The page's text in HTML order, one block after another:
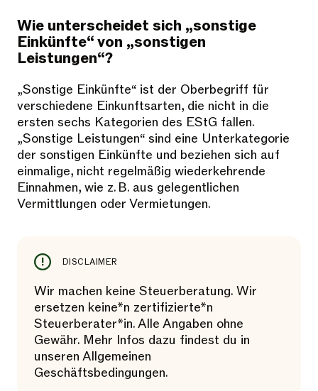
Wie unterscheidet sich „sonstige
Einkünfte“ von „sonstigen
Leistungen“?
„Sonstige Einkünfte“ ist der Oberbegriff für
verschiedene Einkunftsarten, die nicht in die
ersten sechs Kategorien des EStG fallen.
„Sonstige Leistungen“ sind eine Unterkategorie
der sonstigen Einkünfte und beziehen sich auf
einmalige, nicht regelmäßig wiederkehrende
Einnahmen, wie z. B. aus gelegentlichen
Vermittlungen oder Vermietungen.
DISCLAIMER
Wir machen keine Steuerberatung. Wir
ersetzen keine*n zertifizierte*n
Steuerberater*in. Alle Angaben ohne
Gewähr. Mehr Infos dazu findest du in
unseren Allgemeinen
Geschäftsbedingungen.